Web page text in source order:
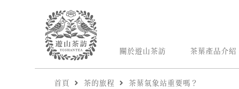
關於遊山茶訪 茶葉產品介紹
首頁 茶的旅程 茶葉氣象站重要嗎？